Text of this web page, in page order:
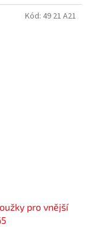
pro vnější
Kód: 49 21 A21